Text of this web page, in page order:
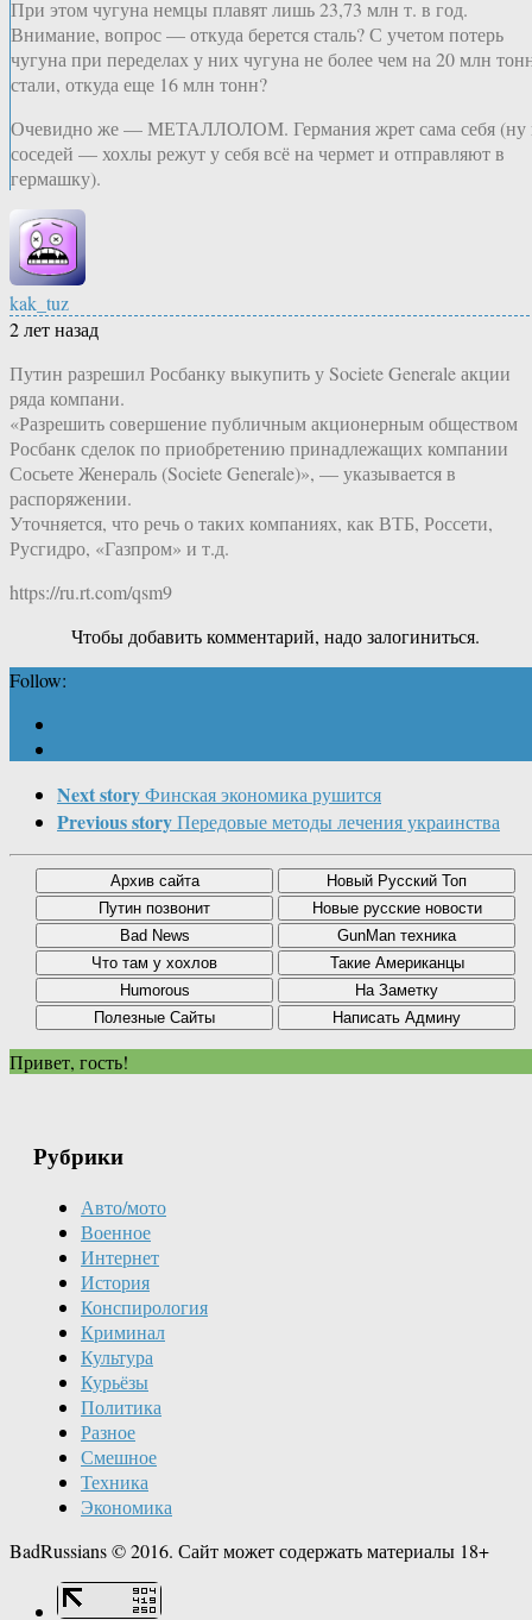
При этом чугуна немцы плавят лишь 23,73 млн т. в год.
Внимание, вопрос — откуда берется сталь? С учетом потерь
чугуна при переделах у них чугуна не более чем на 20 млн
стали, откуда еще 16 млн тонн?
Очевидно же — МЕТАЛЛОЛОМ. Германия жрет сама себя (ну
соседей — хохлы режут у себя всё на чермет и отправляют в
гермашку).
kak_tuz
2 лет назад
Путин разрешил Росбанку выкупить у Societe Generale акции
ряда компани.
«Разрешить совершение публичным акционерным обществом
Росбанк сделок по приобретению принадлежащих компании
Сосьете Женераль (Societe Generale)», — указывается в
распоряжении.
Уточняется, что речь о таких компаниях, как ВТБ, Россети,
Русгидро, «Газпром» и т.д.
https://ru.rt.com/qsm9
Чтобы добавить комментарий, надо залогиниться.
Follow:
Next storyФинская экономика рушится
Previous storyПередовые методы лечения украинства
Привет, гость!
Рубрики
Авто/мото
Военное
Интернет
История
Конспирология
Криминал
Культура
Курьёзы
Политика
Разное
Смешное
Техника
Экономика
BadRussians © 2016. Сайт может содержать материалы 18+